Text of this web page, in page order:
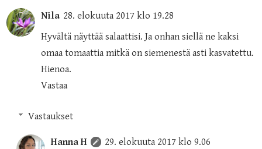
Nila 28. elokuuta 2017 klo 19.28
Hyvältä näyttää salaattisi. Ja onhan siellä ne kaksi
omaa tomaattia mitkä on siemenestä asti kasvatettu.
Hienoa.
Vastaa
Vastaukset
Hanna H
29. elokuuta 2017 klo 9.06